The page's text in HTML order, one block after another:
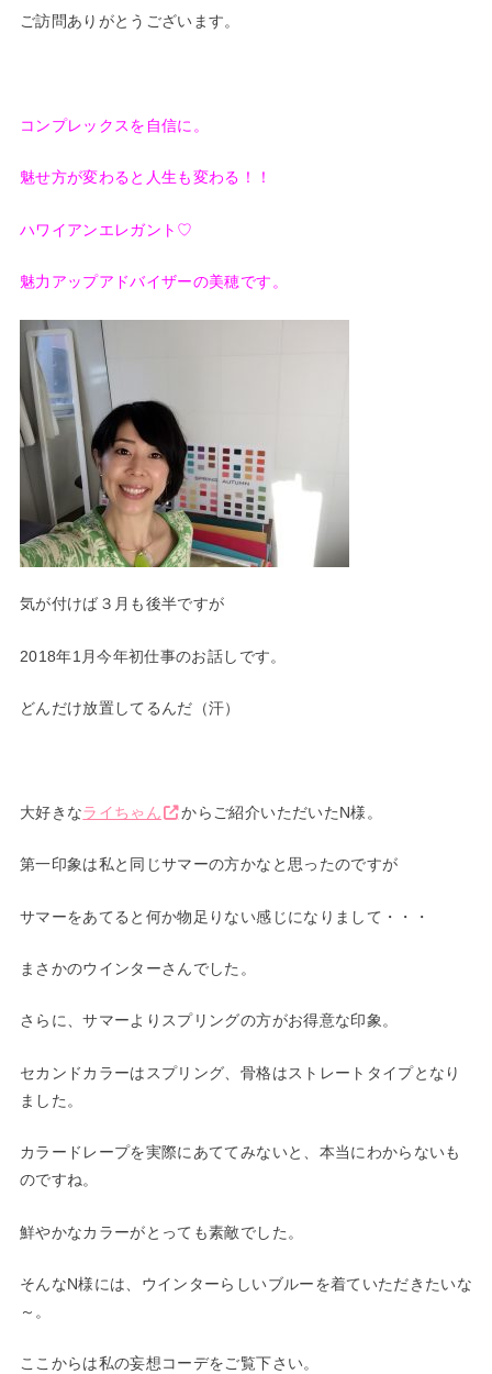
ご訪問ありがとうございます。
コンプレックスを自信に。
魅せ方が変わると人生も変わる！！
ハワイアンエレガント♡
魅力アップアドバイザーの美穂です。
気が付けば３月も後半ですが
2018年1月今年初仕事のお話しです。
どんだけ放置してるんだ（汗）
大好きなライちゃん からご紹介いただいたN様。
第一印象は私と同じサマーの方かなと思ったのですが
サマーをあてると何か物足りない感じになりまして・・・
まさかのウインターさんでした。
さらに、サマーよりスプリングの方がお得意な印象。
セカンドカラーはスプリング、骨格はストレートタイプとなり
ました。
カラードレープを実際にあててみないと、本当にわからないも
のですね。
鮮やかなカラーがとっても素敵でした。
そんなN様には、ウインターらしいブルーを着ていただきたいな
～。
ここからは私の妄想コーデをご覧下さい。